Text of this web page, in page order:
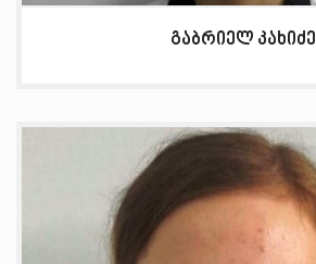
გაბრიელ კახიძე